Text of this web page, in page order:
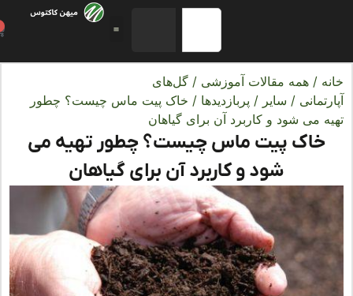
/همه مقالات آموزشی/گل‌های
/سایر /پربازدیدها / خاک پیت ماس چیست؟ چطور
می شود و کاربرد آن برای گیاهان
خاک پیت ماس چیست؟ چطور تهیه می
شود و کاربرد آن برای گیاهان